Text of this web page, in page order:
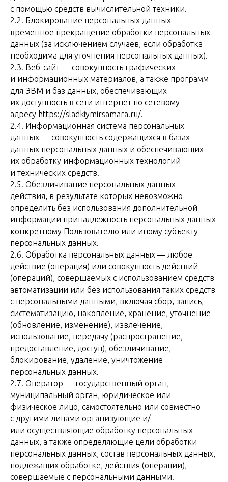
с помощью средств вычислительной техники.
2.2. Блокирование персональных данных —
временное прекращение обработки персональных
данных (за исключением случаев, если обработка
необходима для уточнения персональных данных).
2.3. Веб-сайт — совокупность графических
и информационных материалов, а также программ
для ЭВМ и баз данных, обеспечивающих
их доступность в сети интернет по сетевому
адресу https://sladkiymirsamara.ru/.
2.4. Информационная система персональных
данных — совокупность содержащихся в базах
данных персональных данных и обеспечивающих
их обработку информационных технологий
и технических средств.
2.5. Обезличивание персональных данных —
действия, в результате которых невозможно
определить без использования дополнительной
информации принадлежность персональных данных
конкретному Пользователю или иному субъекту
персональных данных.
2.6. Обработка персональных данных — любое
действие (операция) или совокупность действий
(операций), совершаемых с использованием средств
автоматизации или без использования таких средств
с персональными данными, включая сбор, запись,
систематизацию, накопление, хранение, уточнение
(обновление, изменение), извлечение,
использование, передачу (распространение,
предоставление, доступ), обезличивание,
блокирование, удаление, уничтожение
персональных данных.
2.7. Оператор — государственный орган,
муниципальный орган, юридическое или
физическое лицо, самостоятельно или совместно
с другими лицами организующие и/
или осуществляющие обработку персональных
данных, а также определяющие цели обработки
персональных данных, состав персональных данных,
подлежащих обработке, действия (операции),
совершаемые с персональными данными.